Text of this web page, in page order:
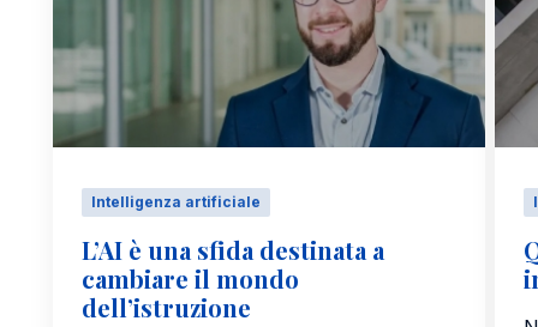
Intelligenza artificiale
L’AI è una sfida destinata a
cambiare il mondo
dell’istruzione